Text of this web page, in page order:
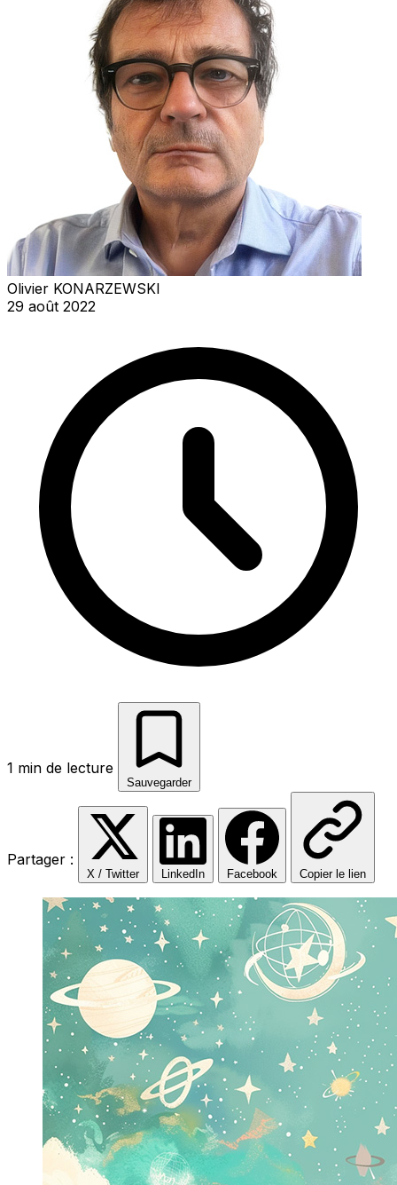
Olivier KONARZEWSKI
29 août 2022
1 min de lecture
Sauvegarder
Partager :
X / Twitter LinkedIn Facebook Copier le lien